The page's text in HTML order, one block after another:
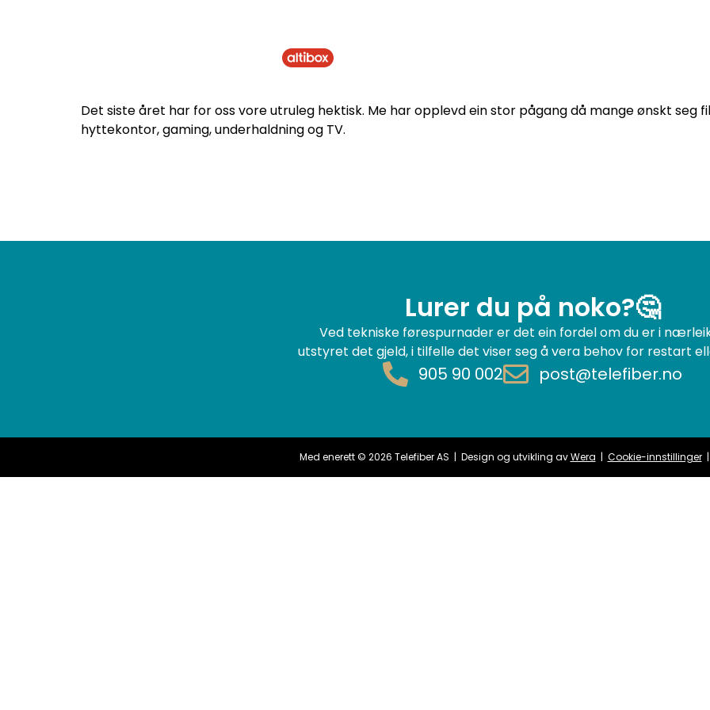
Det siste året har for oss vore utruleg hektisk. Me har opplevd ein stor pågang då mange ønskt seg
hyttekontor, gaming, underhaldning og TV.
Lurer du på noko?🤔
Ved tekniske førespurnader er det ein fordel om du er i
utstyret det gjeld, i tilfelle det viser seg å vera behov for restart
905 90 002 post@telefiber.no
Med enerett © 2026 Telefiber AS | Design og utvikling avWera | Cookie-innstillinger|